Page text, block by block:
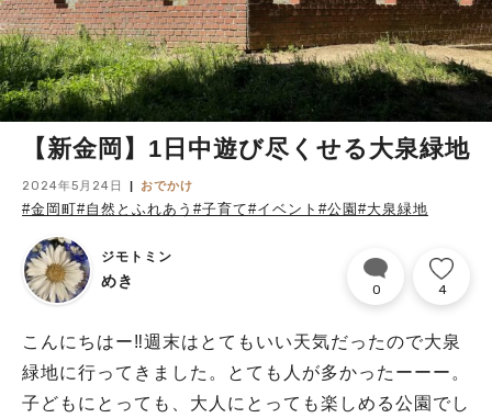
【新金岡】1日中遊び尽くせる大泉緑地
2024年5月24日 おでかけ
#金岡町#自然とふれあう #子育て#イベント #公園 #大泉緑地
ジモトミン
めき 0 4
こんにちはー‼︎週末はとてもいい天気だったので大泉
緑地に行ってきました。とても人が多かったーーー。
子どもにとっても、大人にとっても楽しめる公園でし